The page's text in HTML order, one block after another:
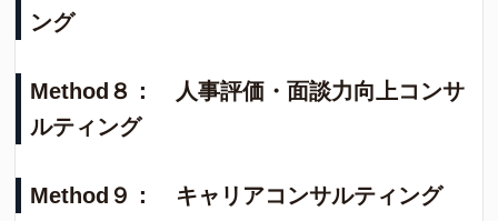
ング
Method８： 人事評価・面談力向上コンサ
ルティング
Method９： キャリアコンサルティング